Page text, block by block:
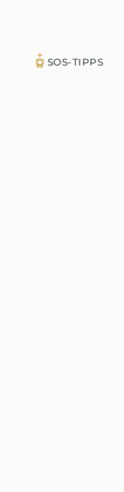
SOS-TIPPS